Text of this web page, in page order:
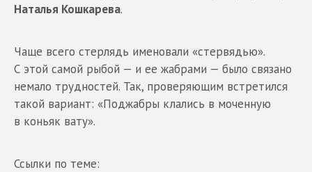
Наталья Кошкарева.
Чаще всего стерлядь именовали «стервядью».
С этой самой рыбой — и ее жабрами — было связано
немало трудностей. Так, проверяющим встретился
такой вариант: «Поджабры клались в моченную
в коньяк вату».
Ссылки по теме: